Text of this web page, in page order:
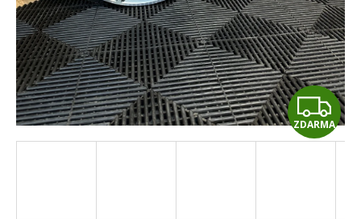
Z
D
ZDARMA
a
j
í
t
?